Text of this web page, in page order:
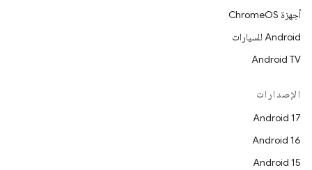
أجهزة ChromeOS
Android للسيارات
Android TV
الإصدارات
Android 17
Android 16
Android 15